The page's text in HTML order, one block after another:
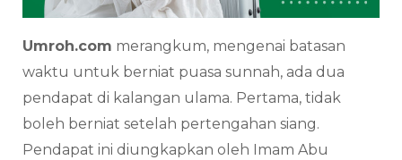
Umroh.com merangkum, mengenai batasan
waktu untuk berniat puasa sunnah, ada dua
pendapat di kalangan ulama. Pertama, tidak
boleh berniat setelah pertengahan siang.
Pendapat ini diungkapkan oleh Imam Abu